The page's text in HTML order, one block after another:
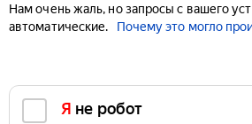
Нам очень жаль, но запросы с вашего
автоматические.
Почему это могло
Я не робот